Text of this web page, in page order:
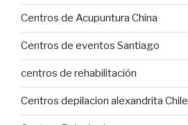
Centros de Acupuntura China
Centros de eventos Santiago
centros de rehabilitación
Centros depilacion alexandrita Chile